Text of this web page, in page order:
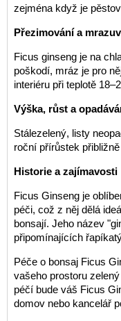
zejména když je
Přezimování a
Ficus ginseng je na
poškodí, mráz je pro
interiéru při teplotě
Výška, růst a
Stálezelený, listy
roční přírůstek
Historie a zajímavosti
Ficus Ginseng je
péči, což z něj dělá
bonsají. Jeho název
připomínajících
Péče o bonsaj Ficus
vašeho prostoru
péčí bude váš Ficus
domov nebo kancelář